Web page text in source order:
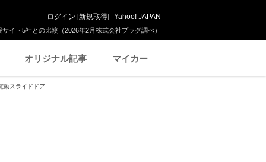
イト5社との比較（2026年2月株式会社プラグ調べ）
ログイン [新規取得] Yahoo! JAPAN
オリジナル記事 マイカー
動スライドドア